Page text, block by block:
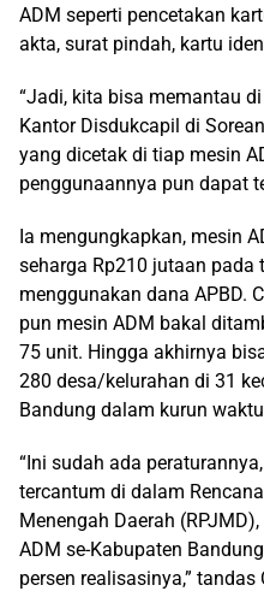
ADM seperti pencetakan
akta, surat pindah, kartu
“Jadi, kita bisa memantau
Kantor Disdukcapil di
yang dicetak di tiap mesin
penggunaannya pun dapat
Ia mengungkapkan, mesin
seharga Rp210 jutaan pada
menggunakan dana APBD.
pun mesin ADM bakal
75 unit. Hingga akhirnya
280 desa/kelurahan di 31
Bandung dalam kurun
“Ini sudah ada
tercantum di dalam
Menengah Daerah
ADM se-Kabupaten
persen realisasinya,” tandas